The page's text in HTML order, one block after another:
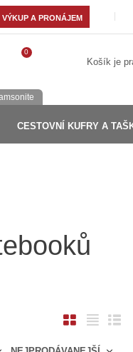
VÝKUP A PRONÁJEM
0
Košík je
CESTOVNÍ KUFRY A
T